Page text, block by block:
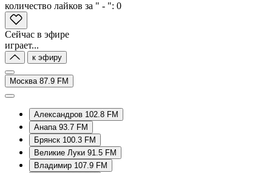
количество лайков за " - ": 0
Сейчас в эфире
играет...
к эфиру
Москва 87.9 FM
Александров 102.8 FM
Анапа 93.7 FM
Брянск 100.3 FM
Великие Луки 91.5 FM
Владимир 107.9 FM